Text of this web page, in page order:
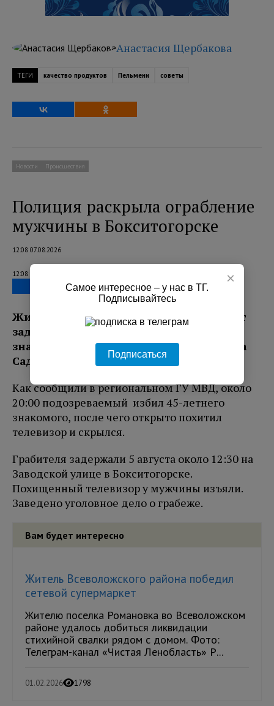
Анастасия Щербакова
ТЕГИ качество продуктов Пельмени советы
Новости Происшествия
Полиция раскрыла ограбление
мужчины в Бокситогорске
12:08 07.08.2026
12:08 07.08.2026
Жителя Бокситогорска в возрасте 38 лет
задержали по подозрению в грабеже
знакомого 3 августа в квартире дома на
Садовой улице.
Как сообщили в региональном ГУ МВД, около
20:00 подозреваемый избил 45-летнего
знакомого, после чего открыто похитил
телевизор и скрылся.
Грабителя задержали 5 августа около 12:30 на
Заводской улице в Бокситогорске.
Похищенный телевизор у мужчины изъяли.
Заведено уголовное дело о грабеже.
Вам будет интересно
Житель Всеволожского района победил
сетевой супермаркет
Жителю поселка Романовка во Всеволожском
районе удалось добиться ликвидации
стихийной свалки рядом с домом. Фото:
Телеграм-канал «Чистая Ленобласть» Р...
01.02.2026 1798
×
Самое интересное – у нас в ТГ.
Подписывайтесь
Подписаться